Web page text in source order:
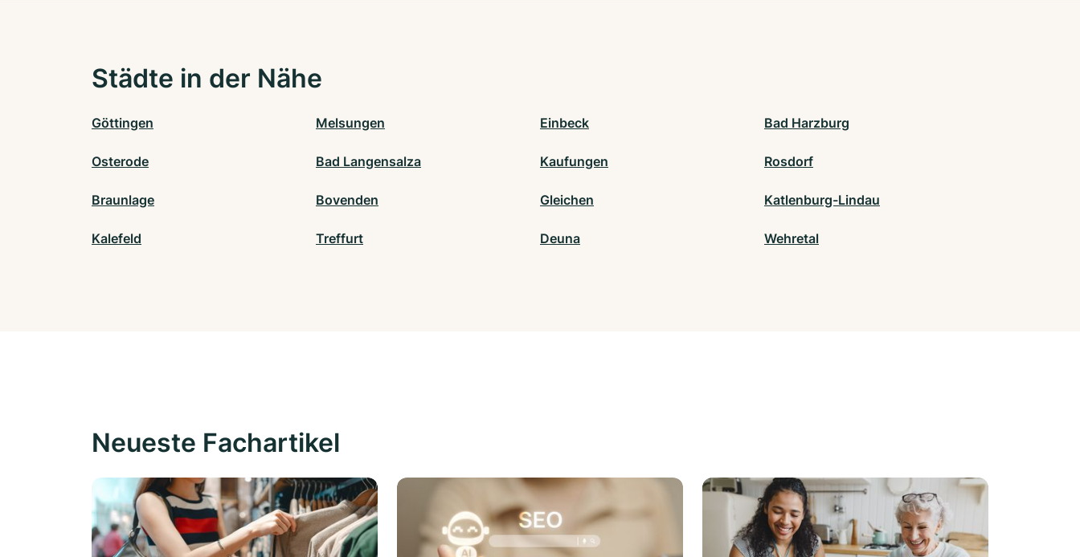
Städte in der Nähe
Göttingen Melsungen Einbeck Bad Harzburg
Osterode Bad Langensalza Kaufungen Rosdorf
Braunlage Bovenden Gleichen Katlenburg-Lindau
Kalefeld Treffurt Deuna Wehretal
Neueste Fachartikel